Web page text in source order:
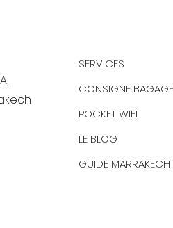
SERVICES
CONSIGNE
POCKET WIFI
LE BLOG
GUIDE MARRAKECH